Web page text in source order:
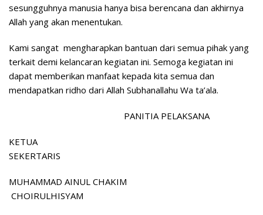
sesungguhnya manusia hanya bisa berencana dan akhirnya
Allah yang akan menentukan.
Kami sangat mengharapkan bantuan dari semua pihak yang
terkait demi kelancaran kegiatan ini. Semoga kegiatan ini
dapat memberikan manfaat kepada kita semua dan
mendapatkan ridho dari Allah Subhanallahu Wa ta’ala.
PANITIA PELAKSANA
KETUA
SEKERTARIS
MUHAMMAD AINUL CHAKIM
CHOIRULHISYAM